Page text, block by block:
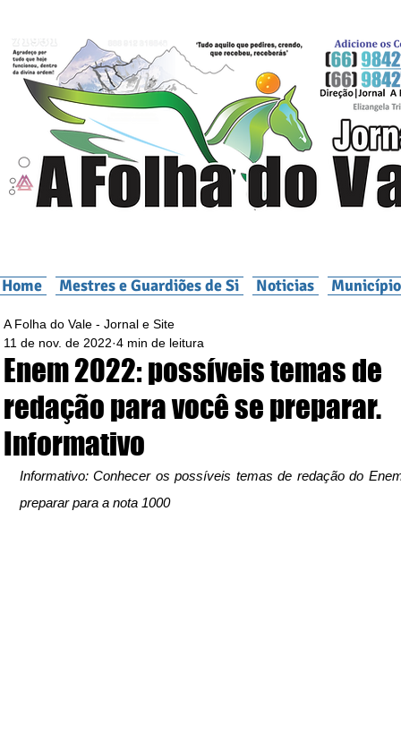
Home Mestres e Guardiões de Si Noticias
Enem 2022: possíveis temas de
redação para você se preparar.
Informativo
A Folha do Vale - Jornal e Site
11 de nov. de 2022 4 min de leitura
Informativo: Conhecer os possíveis temas de redação do
preparar para a nota 1000